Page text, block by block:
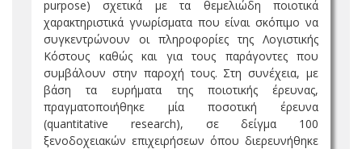
purpose) σχετικά με τα θεμελιώδη ποιοτικά
χαρακτηριστικά γνωρίσματα που είναι σκόπιμο να
συγκεντρώνουν οι πληροφορίες της Λογιστικής
Κόστους καθώς και για τους παράγοντες που
συμβάλουν στην παροχή τους. Στη συνέχεια, με
βάση τα ευρήματα της ποιοτικής έρευνας,
πραγματοποιήθηκε μία ποσοτική έρευνα
(quantitative research), σε δείγμα 100
ξενοδοχειακών επιχειρήσεων όπου διερευνήθηκε